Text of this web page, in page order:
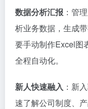
数据分析汇报 ：管
析业务数据，生成
要手动制作Excel图
全程自动化。
新人快速融入 ：新
速了解公司制度、